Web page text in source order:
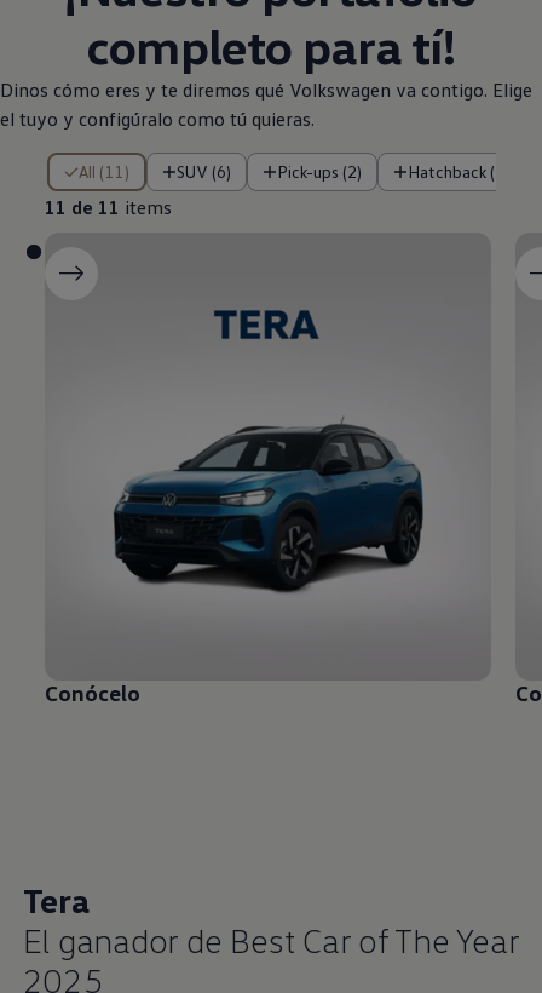
completo para tí!
Dinos cómo eres y te diremos qué Volkswagen va contigo. Elige
el tuyo y configúralo como tú quieras.
All (11) SUV (6) Pick-ups (2) Hatchback (1)
11 de 11 items
11 de 11 items
Conócelo
Tera
El ganador de Best Car of The Year
2025